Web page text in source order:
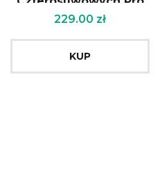
4 18L
229.00 zł
KUP